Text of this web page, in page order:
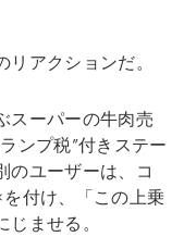
アクションだ。
スーパーの牛肉売
ンプ税”付きステー
のユーザーは、コ
付け、「この上乗
ませる。